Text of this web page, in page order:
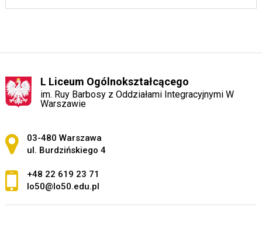
L Liceum Ogólnokształcącego
im. Ruy Barbosy z Oddziałami Integracyjnymi W
Warszawie
Adres pocztowy:
03-480 Warszawa
ul. Burdzińskiego 4
+48 22 619 23 71
lo50@lo50.edu.pl